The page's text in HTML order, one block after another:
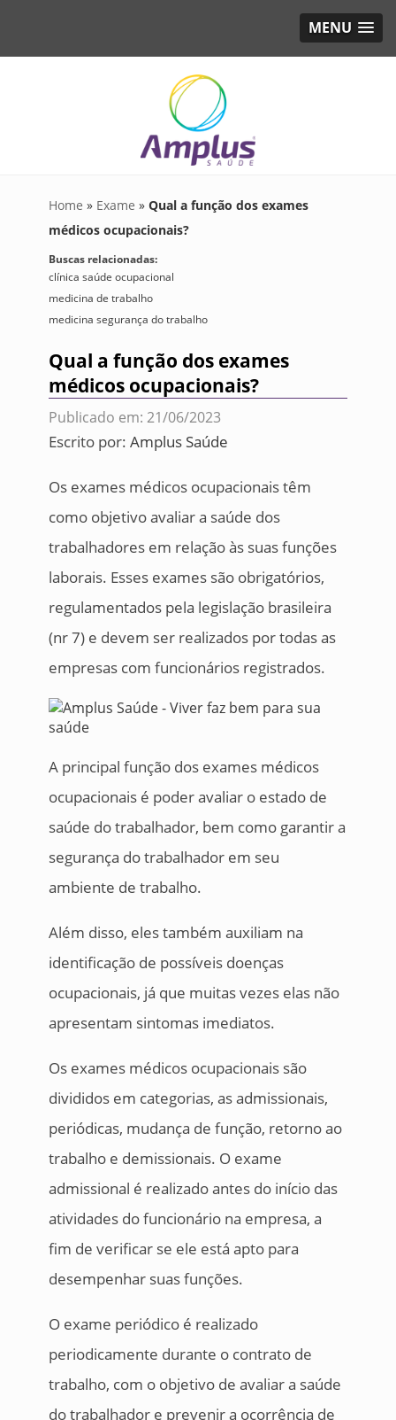
MENU
Home » Exame » Qual a função dos exames
médicos ocupacionais?
Buscas relacionadas:
clínica saúde ocupacional
medicina de trabalho
medicina segurança do trabalho
Qual a função dos exames
médicos ocupacionais?
Publicado em: 21/06/2023
Escrito por: Amplus Saúde
Os exames médicos ocupacionais têm
como objetivo avaliar a saúde dos
trabalhadores em relação às suas funções
laborais. Esses exames são obrigatórios,
regulamentados pela legislação brasileira
(nr 7) e devem ser realizados por todas as
empresas com funcionários registrados.
A principal função dos exames médicos
ocupacionais é poder avaliar o estado de
saúde do trabalhador, bem como garantir a
segurança do trabalhador em seu
ambiente de trabalho.
Além disso, eles também auxiliam na
identificação de possíveis doenças
ocupacionais, já que muitas vezes elas não
apresentam sintomas imediatos.
Os exames médicos ocupacionais são
divididos em categorias, as admissionais,
periódicas, mudança de função, retorno ao
trabalho e demissionais. O exame
admissional é realizado antes do início das
atividades do funcionário na empresa, a
fim de verificar se ele está apto para
desempenhar suas funções.
O exame periódico é realizado
periodicamente durante o contrato de
trabalho, com o objetivo de avaliar a saúde
do trabalhador e prevenir a ocorrência de